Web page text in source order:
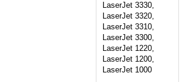
LaserJet 3330,
LaserJet 3320,
LaserJet 3310,
LaserJet 3300,
LaserJet 1220,
LaserJet 1200,
LaserJet 1000